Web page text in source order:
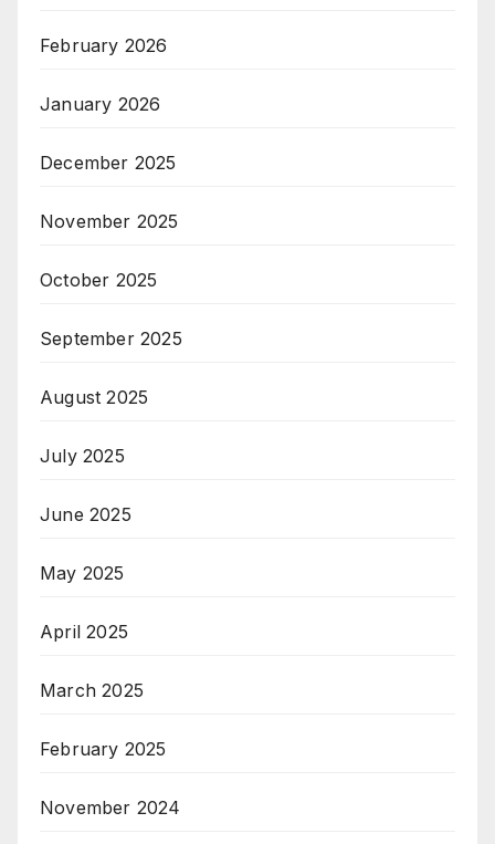
February 2026
January 2026
December 2025
November 2025
October 2025
September 2025
August 2025
July 2025
June 2025
May 2025
April 2025
March 2025
February 2025
November 2024